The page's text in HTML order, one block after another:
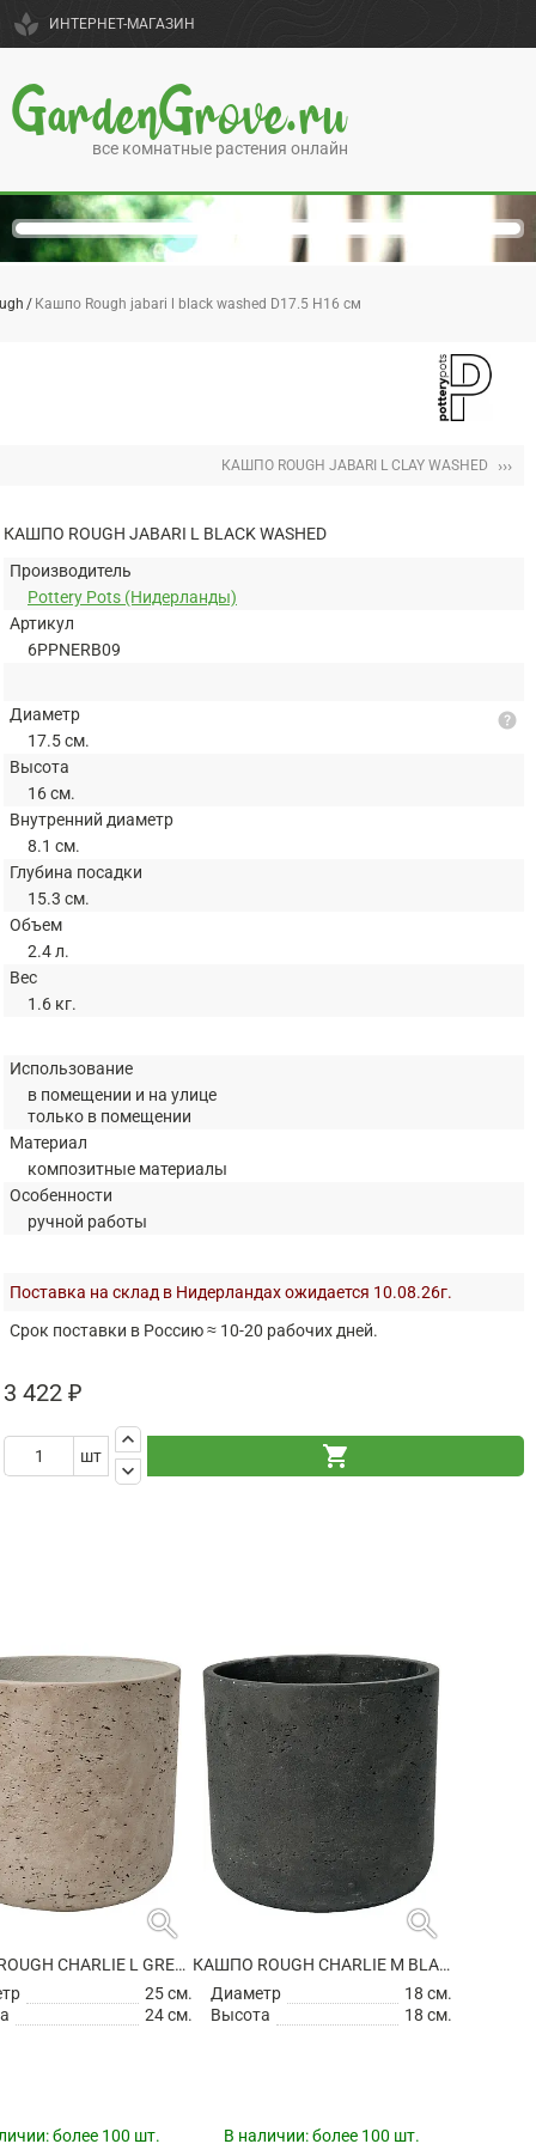
spa ИНТЕРНЕТ-МАГАЗИН
GardenGrove.ru
все комнатные растения онлайн
Кашпо Rough jabari l black washed D17.5 H16 см
КАШПО ROUGH JABARI L CLAY WASHED ›››
КАШПО ROUGH JABARI L BLACK WASHED
Производитель
Pottery Pots (Нидерланды)
Артикул
6PPNERB09
Диаметр
17.5 см.
Высота
16 см.
Внутренний диаметр
8.1 см.
Глубина посадки
15.3 см.
Объем
2.4 л.
Вес
1.6 кг.
help
Использование
в помещении и на улице
только в помещении
Материал
композитные материалы
Особенности
ручной работы
Поставка на склад в Нидерландах ожидается 10.08.26г.
Срок поставки в Россию ≈ 10-20 рабочих дней.
3 422 ₽
шт
keyboard_arrow_up
keyboard_arrow_down
shopping_cart
search
КАШПО ROUGH CHARLIE L GREY WASHED
25 см.
24 см.
более 100 шт.
search
КАШПО ROUGH CHARLIE M BLACK WASHED
Диаметр
18 см.
Высота
18 см.
В наличии:более 100 шт.